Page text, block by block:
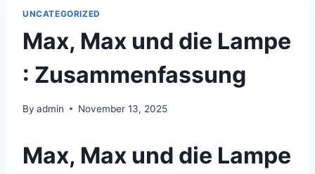
UNCATEGORIZED
Max, Max und die Lampe
: Zusammenfassung
By admin November 13, 2025
Max, Max und die Lampe